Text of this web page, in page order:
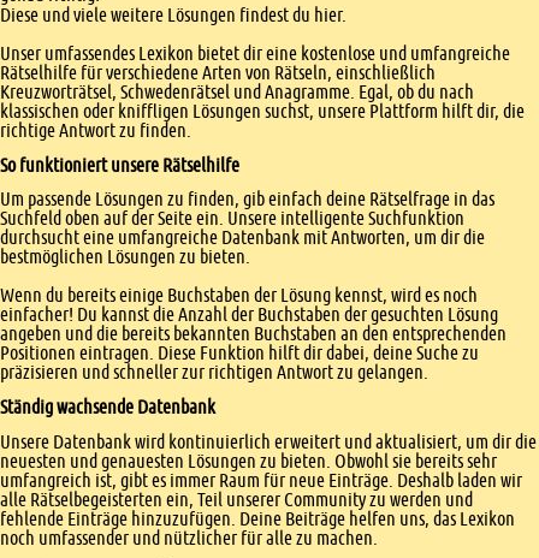
Diese und viele weitere Lösungen findest du hier.
Unser umfassendes Lexikon bietet dir eine kostenlose und umfangreiche
Rätselhilfe für verschiedene Arten von Rätseln, einschließlich
Kreuzworträtsel, Schwedenrätsel und Anagramme. Egal, ob du nach
klassischen oder kniffligen Lösungen suchst, unsere Plattform hilft dir, die
richtige Antwort zu finden.
So funktioniert unsere Rätselhilfe
Um passende Lösungen zu finden, gib einfach deine Rätselfrage in das
Suchfeld oben auf der Seite ein. Unsere intelligente Suchfunktion
durchsucht eine umfangreiche Datenbank mit Antworten, um dir die
bestmöglichen Lösungen zu bieten.
Wenn du bereits einige Buchstaben der Lösung kennst, wird es noch
einfacher! Du kannst die Anzahl der Buchstaben der gesuchten Lösung
angeben und die bereits bekannten Buchstaben an den entsprechenden
Positionen eintragen. Diese Funktion hilft dir dabei, deine Suche zu
präzisieren und schneller zur richtigen Antwort zu gelangen.
Ständig wachsende Datenbank
Unsere Datenbank wird kontinuierlich erweitert und aktualisiert, um dir die
neuesten und genauesten Lösungen zu bieten. Obwohl sie bereits sehr
umfangreich ist, gibt es immer Raum für neue Einträge. Deshalb laden wir
alle Rätselbegeisterten ein, Teil unserer Community zu werden und
fehlende Einträge hinzuzufügen. Deine Beiträge helfen uns, das Lexikon
noch umfassender und nützlicher für alle zu machen.